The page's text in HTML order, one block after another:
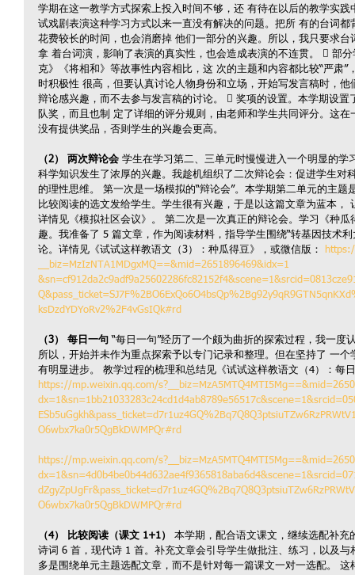
学期在这一教学方式探索上投入时间不够，还 有待在以后的教学实
试戏剧表演这种学习方式以来一直没有解决的问题。把所 有的台词
花费较长的时间，也会消磨掉 他们一部分的兴趣。所以，我只要求
拿 着台词演，影响了表演的真实性，也会造成表演的不连贯。  部
克》《将相和》等故事性内容相比，这 次的主题和内容都比较“严肃”
时积极性 很高，但要认真讨论人物身份和立场，开始写发言稿时，
辩论感兴趣，而不去参与发言稿的讨论。  奖项的设置。本学期设置
队奖，而且也制 定了详细的评分规则，由老师和学生共同评分。这
没有提供奖品，否则学生的兴趣会更高。
（2） 两次辩论会 学生在学习第二、三单元时慢慢进入一个明显的学
科学知识发生了浓厚的兴趣。我趁机组织了二次辩论会：促进学生对
的理性思维。 第一次是一场模拟的“辩论会”。本学期第二单元的主题
比较阅读的选文发给学生。学生很有兴趣，于是以这篇文章为蓝本，
详情见《模拟社区会议》。 第二次是一次真正的辩论会。学习《种
趣。我准备了 5 篇文章，作为阅读材料，指导学生围绕“转基因技术
论。详情见《试试这样教语文（3）：种瓜得豆》，或微信版：
__biz=MzIzNTA1MDgxMQ==&mid=2651896469&idx=1
ksDzdYDYoRv2%2F4vGsIQk#rd
（3） 每日一句 “每日一句”经历了一个颇为曲折的探索过程，我一度
所以，开始并未作为重点探索予以专门记录和整理。但在坚持了 一
有明显进步。 教学过程的梳理和总结见《试试这样教语文（4）：每
https://mp.weixin.qq.com/
O6wbx7ka0r5QgBkDWMPQr#rd
https://mp.weixin.qq.com/
O6wbx7ka0r5QgBkDWMPQr#rd
（4） 比较阅读（课文 1+1）
本学期，配合语文课文，继续选配补
诗词 6 首，现代诗 1 首。补充文章会引导学生做批注、练习，以及
多是围绕单元主题选配文章，而不是针对每一篇课文一对一选配。